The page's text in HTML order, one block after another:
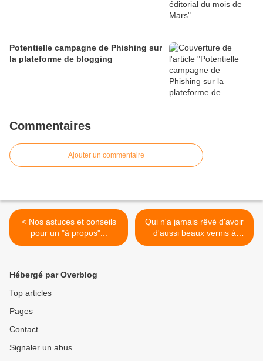
Potentielle campagne de Phishing sur
la plateforme de blogging
Commentaires
Ajouter un commentaire
< Nos astuces et conseils
pour un "à propos"...
Qui n'a jamais rêvé d'avoir
d'aussi beaux vernis à
ongles ? 😍💅 Ils sont à
Hébergé par Overblog
Top articles
Pages
Contact
Signaler un abus